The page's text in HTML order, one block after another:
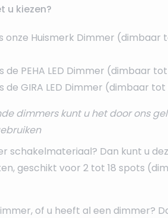
u kiezen?
onze Huismerk Dimmer (dimbaar
de PEHA LED Dimmer (dimbaar tot
de GIRA LED Dimmer (dimbaar tot
dimmers kunt u het door ons
schakelmateriaal? Dan kunt u
geschikt voor 2 tot 18 spots
of u heeft al een dimmer?